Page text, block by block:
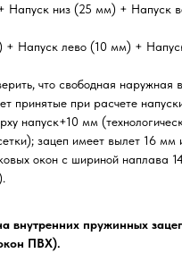
Напуск низ (25 мм) + Напуск
Напуск лево (10 мм) +
что свободная
принятые при расчете
напуск+10 мм
зацеп имеет вылет 16 мм
окон с шириной наплава
внутренних пружинных
ПВХ).